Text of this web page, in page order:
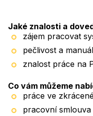
Jaké znalosti a
zájem pracovat
pečlivost a
znalost práce na
Co vám můžeme
práce ve
pracovní